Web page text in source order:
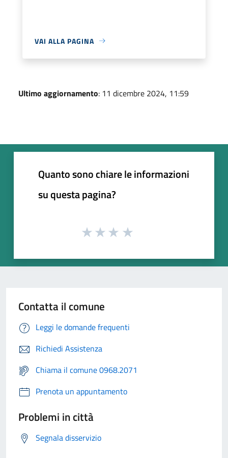
VAI ALLA PAGINA
Ultimo aggiornamento: 11 dicembre 2024, 11:59
Quanto sono chiare le informazioni
su questa pagina?
Contatta il comune
Leggi le domande frequenti
Richiedi Assistenza
Chiama il comune 0968.2071
Prenota un appuntamento
Problemi in città
Segnala disservizio